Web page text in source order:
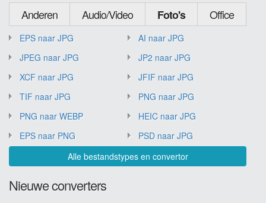
Anderen Audio/Video Foto's Office
EPS naar JPG
AI naar JPG
JPEG naar JPG
JP2 naar JPG
XCF naar JPG
JFIF naar JPG
TIF naar JPG
PNG naar JPG
PNG naar WEBP
HEIC naar JPG
EPS naar PNG
PSD naar JPG
Alle bestandstypes en convertor
Nieuwe converters